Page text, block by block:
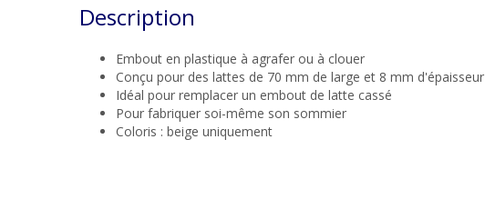
Description
Embout en plastique à agrafer ou à clouer
Conçu pour des lattes de 70 mm de large et 8 mm d'épaisseur
Idéal pour remplacer un embout de latte cassé
Pour fabriquer soi-même son sommier
Coloris : beige uniquement